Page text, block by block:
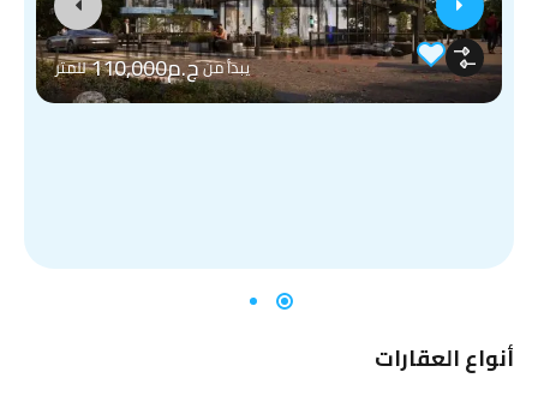
يبدأ منج.م110,000 للمتر
أنواع العقارات